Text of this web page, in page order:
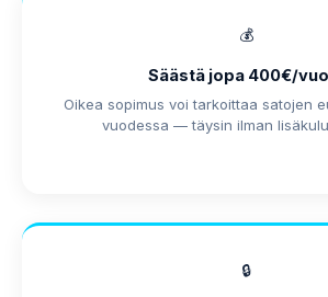
💰
Säästä jopa 400€/
Oikea sopimus voi tarkoittaa satojen
vuodessa — täysin ilman
🔒